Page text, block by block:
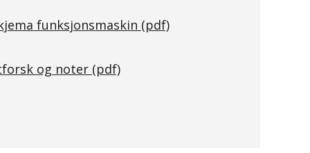
funksjonsmaskin (pdf)
og noter (pdf)